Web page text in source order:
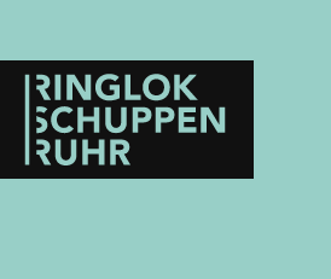
Ringlokschuppen